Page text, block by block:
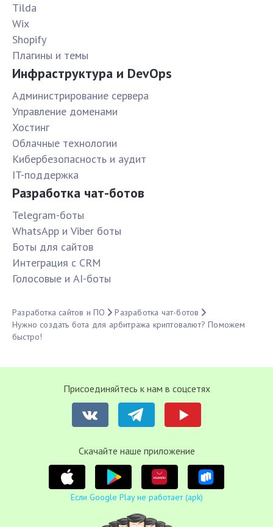
Tilda
Wix
Shopify
Плагины и темы
Инфраструктура и DevOps
Администрирование сервера
Управление доменами
Хостинг
Облачные технологии
Кибербезопасность и аудит
IT-поддержка
Разработка чат-ботов
Telegram-боты
WhatsApp и Viber боты
Боты для сайтов
Интеграция с CRM
Голосовые и AI-боты
Разработка сайтов и ПО
Разработка чат-ботов
Нужно создать бота для арбитража криптовалют? Поможем
быстро!
Присоединяйтесь к нам в соцсетях
Cкачайте наше приложение
Если Google Play не работает (apk)